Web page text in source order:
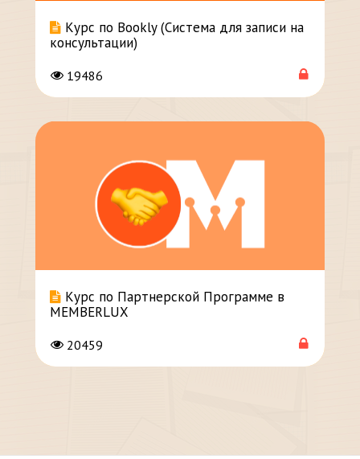
Курс по Bookly (Система для записи на
консультации)
19486
Курс по Партнерской Программе в
MEMBERLUX
20459